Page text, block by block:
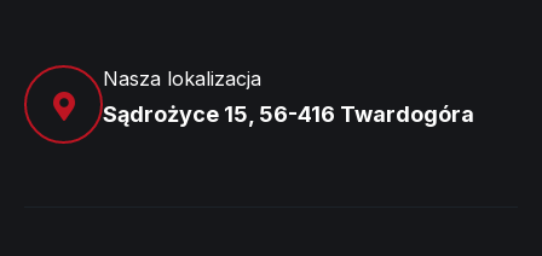
Nasza lokalizacja
Sądrożyce 15, 56-416 Twardogóra